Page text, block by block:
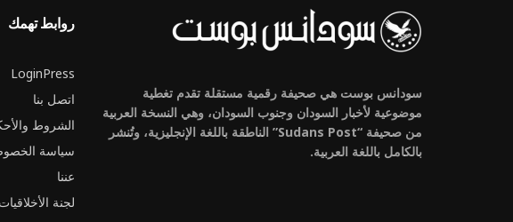
سودانس بوست هي صحيفة رقمية مستقلة تقدم تغطية
موضوعية لأخبار السودان وجنوب السودان، وهي النسخة العربية
من صحيفة “Sudans Post” الناطقة باللغة الإنجليزية، وتُنشر
بالكامل باللغة العربية.
روابط تهمك
LoginPress
اتصل بنا
الشروط
سياسة
عننا
لجنة الأخلاقيات